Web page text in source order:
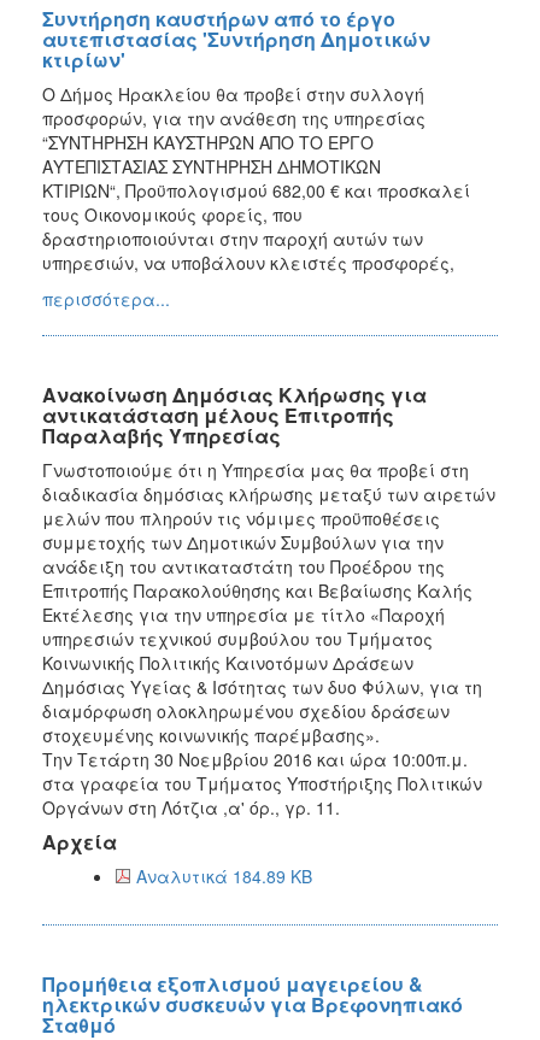
Συντήρηση καυστήρων από το έργο
αυτεπιστασίας 'Συντήρηση Δημοτικών
κτιρίων'
Ο Δήμος Ηρακλείου θα προβεί στην συλλογή
προσφορών, για την ανάθεση της υπηρεσίας
“ΣΥΝΤΗΡΗΣΗ ΚΑΥΣΤΗΡΩΝ ΑΠΟ ΤΟ ΕΡΓΟ
ΑΥΤΕΠΙΣΤΑΣΙΑΣ ΣΥΝΤΗΡΗΣΗ ΔΗΜΟΤΙΚΩΝ
ΚΤΙΡΙΩΝ“, Προϋπολογισμού 682,00 € και προσκαλεί
τους Οικονομικούς φορείς, που
δραστηριοποιούνται στην παροχή αυτών των
υπηρεσιών, να υποβάλουν κλειστές προσφορές,
περισσότερα...
Ανακοίνωση Δημόσιας Κλήρωσης για
αντικατάσταση μέλους Επιτροπής
Παραλαβής Υπηρεσίας
Γνωστοποιούμε ότι η Υπηρεσία μας θα προβεί στη
διαδικασία δημόσιας κλήρωσης μεταξύ των αιρετών
μελών που πληρούν τις νόμιμες προϋποθέσεις
συμμετοχής των Δημοτικών Συμβούλων για την
ανάδειξη του αντικαταστάτη του Προέδρου της
Επιτροπής Παρακολούθησης και Βεβαίωσης Καλής
Εκτέλεσης για την υπηρεσία με τίτλο «Παροχή
υπηρεσιών τεχνικού συμβούλου του Τμήματος
Κοινωνικής Πολιτικής Καινοτόμων Δράσεων
Δημόσιας Υγείας & Ισότητας των δυο Φύλων, για τη
διαμόρφωση ολοκληρωμένου σχεδίου δράσεων
στοχευμένης κοινωνικής παρέμβασης».
Την Τετάρτη 30 Νοεμβρίου 2016 και ώρα 10:00π.μ.
στα γραφεία του Τμήματος Υποστήριξης Πολιτικών
Οργάνων στη Λότζια ,α' όρ., γρ. 11.
Αρχεία
Αναλυτικά 184.89 KB
Προμήθεια εξοπλισμού μαγειρείου &
ηλεκτρικών συσκευών για Βρεφονηπιακό
Σταθμό